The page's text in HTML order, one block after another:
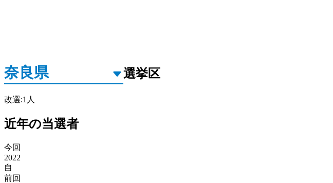
選挙区
改選:1 人
近年の当選者
今回
2022
自
前回